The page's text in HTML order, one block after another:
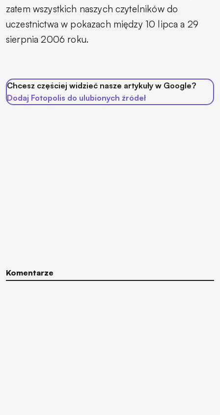
zatem wszystkich naszych czytelników do
uczestnictwa w pokazach między 10 lipca a 29
sierpnia 2006 roku.
Chcesz częściej widzieć nasze artykuły w Google?
Dodaj Fotopolis do ulubionych źródeł
Komentarze